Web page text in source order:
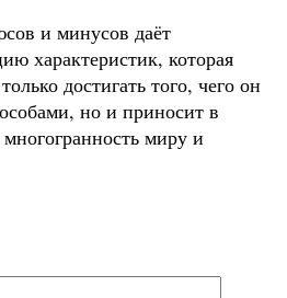
и минусов даёт
характеристик, которая
достигать того, чего он
но и приносит в
миру и